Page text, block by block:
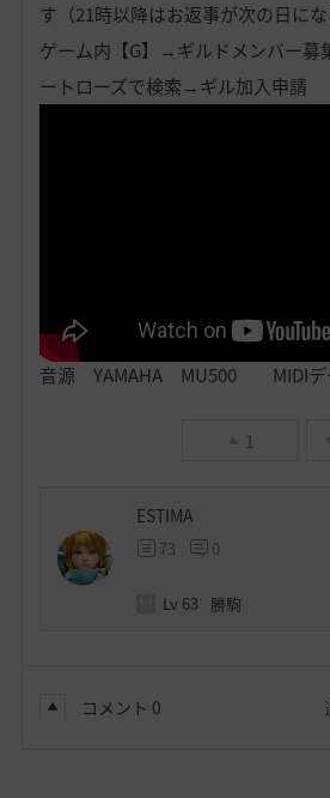
す（21時以降はお返事が次の日にな
ゲーム内【G】→ギルドメンバー
ートローズで検索→ギル加入申請
音源 YAMAHA MU500 MIDIデ
1
ESTIMA
73 0
Lv 63 勝駒
コメント 0